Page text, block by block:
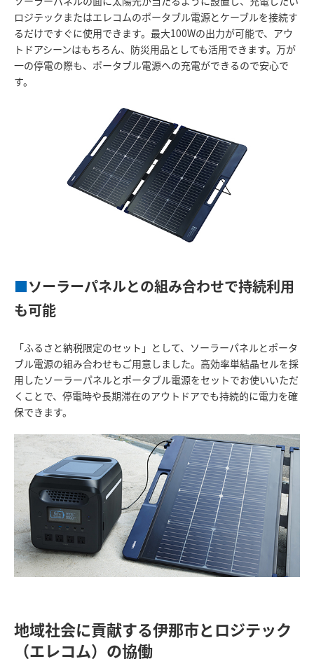
ロジテックまたはエレコムのポータブル電源とケーブルを接続す
るだけですぐに使用できます。最大100Wの出力が可能で、アウ
トドアシーンはもちろん、防災用品としても活用できます。万が
一の停電の際も、ポータブル電源への充電ができるので安心で
す。
■ソーラーパネルとの組み合わせで持続利用
も可能
「ふるさと納税限定のセット」として、ソーラーパネルとポータ
ブル電源の組み合わせもご用意しました。高効率単結晶セルを採
用したソーラーパネルとポータブル電源をセットでお使いいただ
くことで、停電時や長期滞在のアウトドアでも持続的に電力を確
保できます。
地域社会に貢献する伊那市とロジテック
（エレコム）の協働